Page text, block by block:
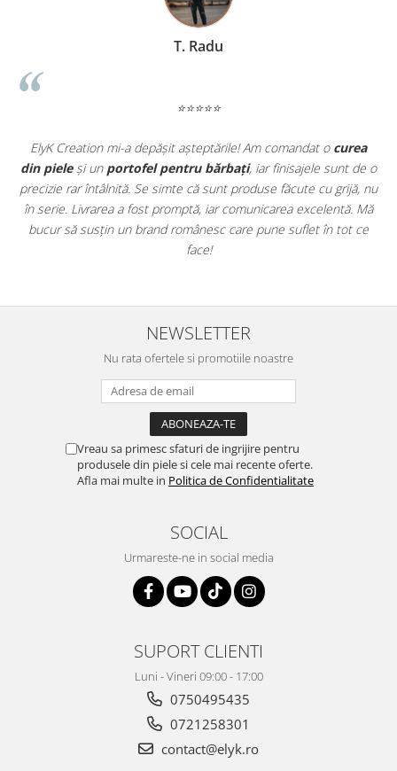
T. Radu
⭐⭐⭐⭐⭐
ElyK Creation mi-a depășit așteptările! Am comandat o curea
din pieleși un portofel pentru bărbați, iar finisajele sunt de o
precizie rar întâlnită. Se simte că sunt produse făcute cu grijă, nu
în serie. Livrarea a fost promptă, iar comunicarea excelentă. Mă
bucur să susțin un brand românesc care pune suflet în tot ce
face!
NEWSLETTER
Nu rata ofertele si promotiile noastre
Vreau sa primesc sfaturi de ingrijire pentru
produsele din piele si cele mai recente oferte.
Afla mai multe in Politica de Confidentialitate
SOCIAL
Urmareste-ne in social media
SUPORT CLIENTI
Luni - Vineri 09:00 - 17:00
0750495435
0721258301
contact@elyk.ro